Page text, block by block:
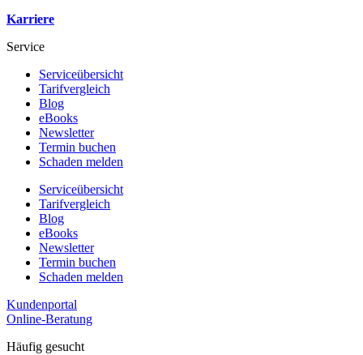
Karriere
Service
Serviceübersicht
Tarifvergleich
Blog
eBooks
Newsletter
Termin buchen
Schaden melden
Serviceübersicht
Tarifvergleich
Blog
eBooks
Newsletter
Termin buchen
Schaden melden
Kundenportal
Online-Beratung
Häufig gesucht